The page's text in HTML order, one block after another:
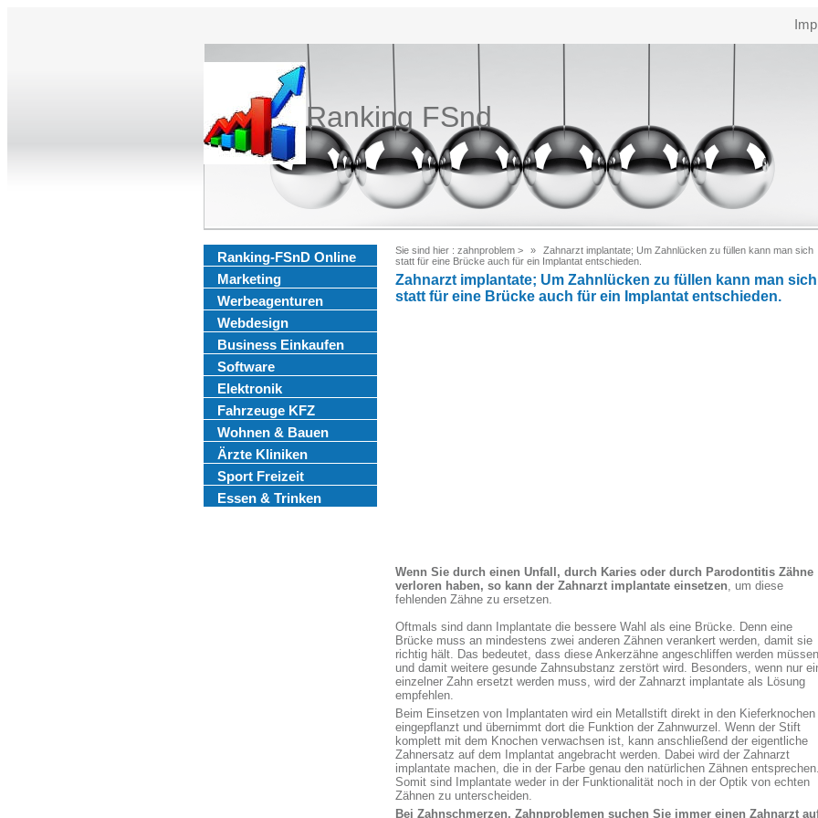
Ranking FSnd
Ranking-FSnD Online
Marketing
Werbeagenturen
Webdesign
Business Einkaufen
Software
Elektronik
Fahrzeuge KFZ
Wohnen & Bauen
Ärzte Kliniken
Sport Freizeit
Essen & Trinken
Sie sind hier : zahnproblem >
Zahnarzt implantate; Um Zahnlücken zu füllen kann man sich
statt für eine Brücke auch für ein Implantat entschieden.
Zahnarzt implantate; Um Zahnlücken zu füllen kann man sich
statt für eine Brücke auch für ein Implantat entschieden.
Wenn Sie durch einen Unfall, durch Karies oder durch Parodontitis Zähne
verloren haben, so kann der Zahnarzt implantate einsetzen, um diese
fehlenden Zähne zu ersetzen.
Oftmals sind dann Implantate die bessere Wahl als eine Brücke. Denn eine
Brücke muss an mindestens zwei anderen Zähnen verankert werden, damit sie
richtig hält. Das bedeutet, dass diese Ankerzähne angeschliffen werden müssen
und damit weitere gesunde Zahnsubstanz zerstört wird. Besonders, wenn nur
einzelner Zahn ersetzt werden muss, wird der Zahnarzt implantate als Lösung
empfehlen.
Beim Einsetzen von Implantaten wird ein Metallstift direkt in den Kieferknochen
eingepflanzt und übernimmt dort die Funktion der Zahnwurzel. Wenn der Stift
komplett mit dem Knochen verwachsen ist, kann anschließend der eigentliche
Zahnersatz auf dem Implantat angebracht werden. Dabei wird der Zahnarzt
implantate machen, die in der Farbe genau den natürlichen Zähnen
Somit sind Implantate weder in der Funktionalität noch in der Optik von echten
Zähnen zu unterscheiden.
Bei Zahnschmerzen, Zahnproblemen suchen Sie immer einen Zahnarzt